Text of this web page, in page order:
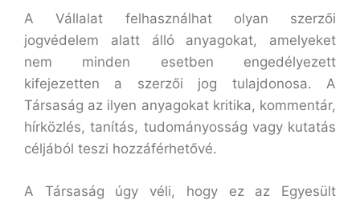
A Vállalat felhasználhat olyan szerzői
jogvédelem alatt álló anyagokat, amelyeket
nem minden esetben engedélyezett
kifejezetten a szerzői jog tulajdonosa. A
Társaság az ilyen anyagokat kritika, kommentár,
hírközlés, tanítás, tudományosság vagy kutatás
céljából teszi hozzáférhetővé.
A Társaság úgy véli, hogy ez az Egyesült